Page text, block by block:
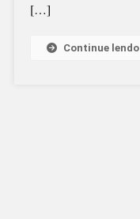
[…]
Continue lendo